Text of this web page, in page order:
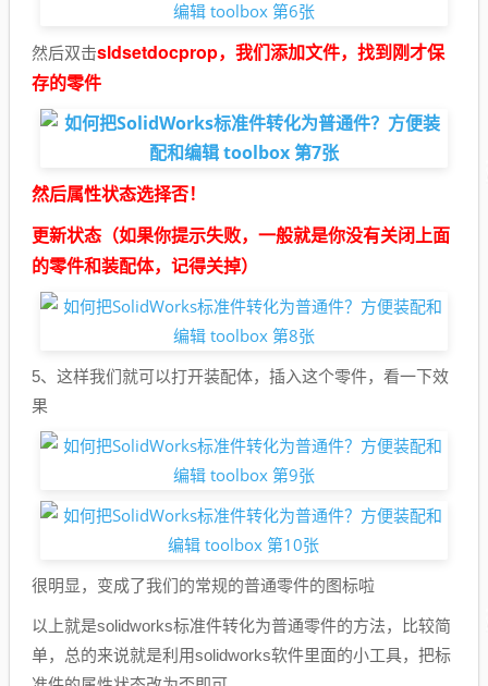
然后双击sldsetdocprop，我们添加文件，找到刚才保
存的零件
然后属性状态选择否！
更新状态（如果你提示失败，一般就是你没有关闭上面
的零件和装配体，记得关掉）
5、这样我们就可以打开装配体，插入这个零件，看一下效
果
很明显，变成了我们的常规的普通零件的图标啦
以上就是solidworks标准件转化为普通零件的方法，比较简
单，总的来说就是利用solidworks软件里面的小工具，把标